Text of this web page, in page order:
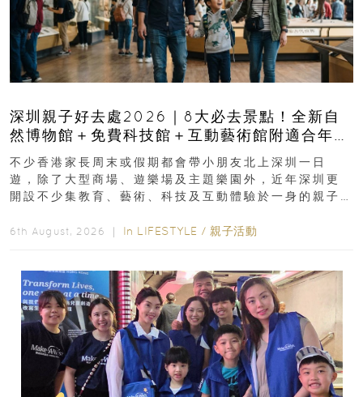
深圳親子好去處2026｜8大必去景點！全新自
然博物館＋免費科技館＋互動藝術館附適合年
齡、交通、門票、開放時間
不少香港家長周末或假期都會帶小朋友北上深圳一日
遊，除了大型商場、遊樂場及主題樂園外，近年深圳更
開設不少集教育、藝術、科技及互動體驗於一身的親子
6th August, 2026 ｜ In LIFESTYLE / 親子活動